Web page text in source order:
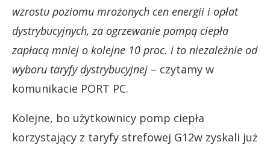
wzrostu poziomu mrożonych cen energii i opłat
dystrybucyjnych, za ogrzewanie pompą ciepła
zapłacą mniej o kolejne 10 proc. i to niezależnie od
wyboru taryfy dystrybucyjnej – czytamy w
komunikacie PORT PC.
Kolejne, bo użytkownicy pomp ciepła
korzystający z taryfy strefowej G12w zyskali już